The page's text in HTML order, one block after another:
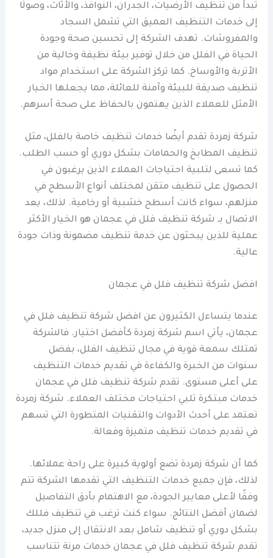
تبدأ من تنظيف الأرضيات، الجدران، النوافذ، والأثاث، وصولًا
إلى خدمات التنظيف العميق التي تشمل السجاد
والمفروشات. تهدف الشركة إلى تحسين صحة وجودة
الحياة في الفلل من خلال توفير بيئة نظيفة وخالية من
الأتربة والأوساخ. كما تركز الشركة على استخدام مواد
تنظيف صديقة للبيئة وآمنة للعائلة، مما يجعلها الخيار
الأمثل للعملاء الذين يهتمون بالحفاظ على صحة أسرهم.
شركة زمردة تقدم أيضًا خدمات تنظيف خاصة بالفلل، مثل
تنظيف المطابخ والحمامات بشكل دوري أو حسب الطلب.
كما تسعى لتلبية احتياجات العملاء الذين يرغبون في
الحصول على تنظيف متقن لمختلف أنواع الأسطح في
منزلهم، سواء كانت أسطح خشبية أو رخامية. لذلك، يعد
الاتصال بـ شركة تنظيف فلل في عجمان هو الخيار الأكثر
عملية للذين يبحثون عن خدمة تنظيف مضمونة وذات جودة
عالية.
افضل شركة تنظيف فلل في عجمان
عندما يتساءل الكثيرون عن افضل شركة تنظيف فلل في
عجمان، يأتي اسم شركة زمردة كأفضل اختيار. فالشركة
تمتلك سمعة قوية في مجال تنظيف الفلل، بفضل
سنوات من الخبرة والكفاءة في تقديم خدمات التنظيف
على أعلى مستوى. تقدم شركة تنظيف فلل في عجمان
خدمات مبتكرة تلبي احتياجات مختلف العملاء. شركة زمردة
تعتمد على أحدث الأدوات والتقنيات المتطورة التي تسهم
في تقديم خدمات تنظيف متميزة وفعالة.
كما أن شركة زمردة تضع أولوية كبيرة على راحة عملائها.
لذلك، فإن جميع خدمات التنظيف التي تقدمها الشركة تتم
وفقًا لأعلى معايير الجودة، مع الاهتمام بأدق التفاصيل
لضمان أفضل النتائج. سواء كنت ترغب في تنظيف فللك
بشكل دوري أو تنظيف شامل بعد الانتقال إلى منزل جديد،
تقدم شركة تنظيف فلل في عجمان خدمات مرنة تتناسب